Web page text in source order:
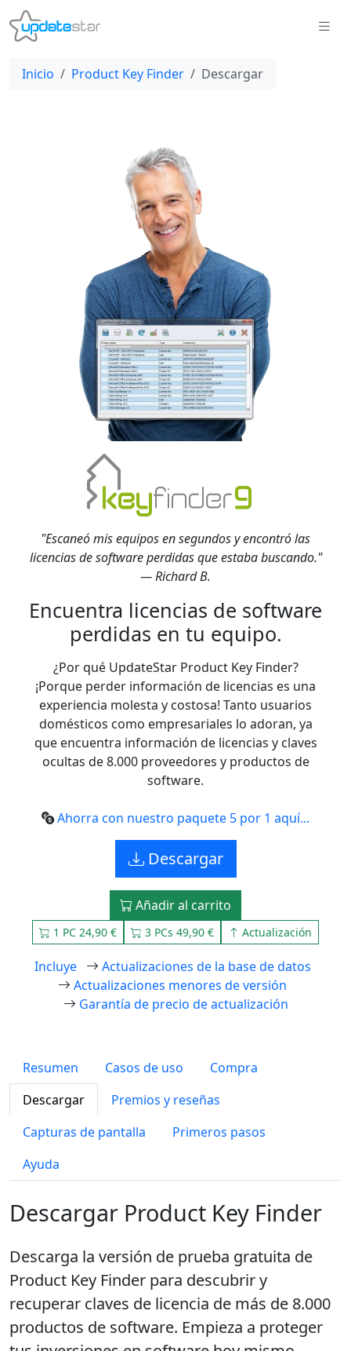
Inicio Product Key Finder Descargar
"Escaneó mis equipos en segundos y encontró las
licencias de software perdidas que estaba buscando."
— Richard B.
Encuentra licencias de software
perdidas en tu equipo.
¿Por qué UpdateStar Product Key Finder?
¡Porque perder información de licencias es una
experiencia molesta y costosa! Tanto usuarios
domésticos como empresariales lo adoran, ya
que encuentra información de licencias y claves
ocultas de 8.000 proveedores y productos de
software.
Ahorra con nuestro paquete 5 por 1 aquí...
Descargar
Añadir al carrito
1 PC 24,90 € 3 PCs 49,90 € Actualización
Incluye
Actualizaciones de la base de datos
Actualizaciones menores de versión
Garantía de precio de actualización
Resumen Casos de uso
Compra
Descargar
Premios y reseñas
Capturas de pantalla
Primeros pasos
Ayuda
Descargar Product Key Finder
Descarga la versión de prueba gratuita de
Product Key Finder para descubrir y
recuperar claves de licencia de más de 8.000
productos de software. Empieza a proteger